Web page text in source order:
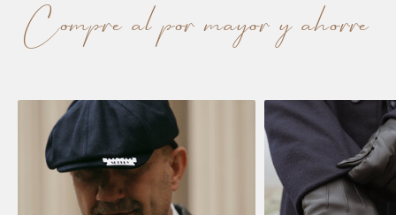
Compre al por mayor y ahorre